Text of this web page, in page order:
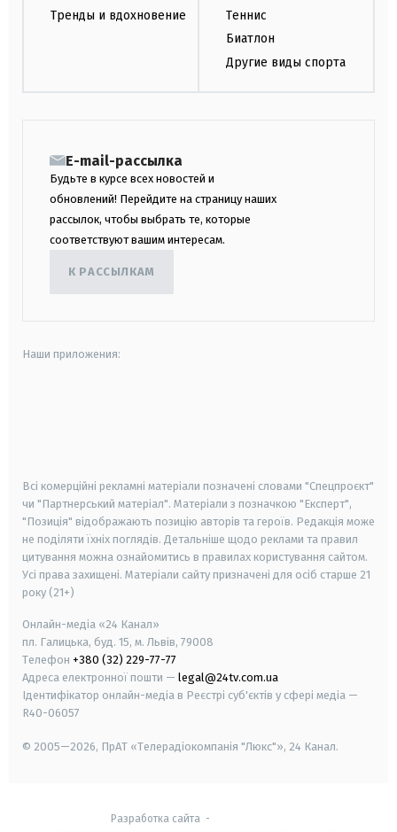
Тренды и вдохновение
Теннис
Биатлон
Другие виды спорта
E-mail-рассылка
Будьте в курсе всех новостей и
обновлений! Перейдите на страницу наших
рассылок, чтобы выбрать те, которые
соответствуют вашим интересам.
К РАССЫЛКАМ
Наши приложения:
Всі комерційні рекламні матеріали позначені словами "Спецпроєкт"
чи "Партнерський матеріал". Матеріали з позначкою "Експерт",
"Позиція" відображають позицію авторів та героїв. Редакція може
не поділяти їхніх поглядів. Детальніше щодо реклами та правил
цитування можна ознайомитись в правилах користування сайтом.
Усі права захищені. Матеріали сайту призначені для осіб старше 21
року (21+)
Онлайн-медіа «24 Канал»
пл. Галицька, буд. 15, м. Львів, 79008
Телефон +380 (32) 229-77-77
Адреса електронної пошти — legal@24tv.com.ua
Ідентифікатор онлайн-медіа в Реєстрі суб'єктів у сфері медіа —
R40-06057
© 2005—2026, ПрАТ «Телерадіокомпанія "Люкс"», 24 Канал.
Разработка сайта -